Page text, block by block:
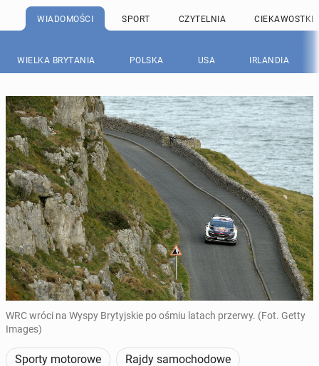
WIADOMOŚCI SPORT CZYTELNIA CIEKAWOSTKI
WIELKA BRYTANIA POLSKA USA IRLANDIA
WRC wróci na Wyspy Brytyjskie po ośmiu latach przerwy. (Fot. Getty
Images)
Sporty motorowe Rajdy samochodowe